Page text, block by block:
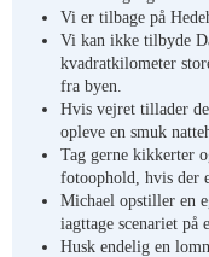
Vi er tilbage på
Vi kan ikke tilbyde
kvadratkilometer
fra byen.
Hvis vejret tillader
opleve en smuk
Tag gerne kikkerter
fotoophold, hvis der
Michael opstiller en
iagttage scenariet på
Husk endelig en